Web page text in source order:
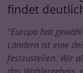
findet
"Europa hat
Ländern ist eine
festzustellen. Wir